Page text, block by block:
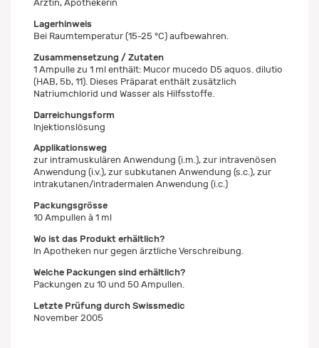
Ärztin, Apothekerin
Lagerhinweis
Bei Raumtemperatur (15-25 °C) aufbewahren.
Zusammensetzung / Zutaten
1 Ampulle zu 1 ml enthält: Mucor mucedo D5 aquos. dilutio
(HAB, 5b, 11). Dieses Präparat enthält zusätzlich
Natriumchlorid und Wasser als Hilfsstoffe.
Darreichungsform
Injektionslösung
Applikationsweg
zur intramuskulären Anwendung (i.m.), zur intravenösen
Anwendung (i.v.), zur subkutanen Anwendung (s.c.), zur
intrakutanen/intradermalen Anwendung (i.c.)
Packungsgrösse
10 Ampullen à 1 ml
Wo ist das Produkt erhältlich?
In Apotheken nur gegen ärztliche Verschreibung.
Welche Packungen sind erhältlich?
Packungen zu 10 und 50 Ampullen.
Letzte Prüfung durch Swissmedic
November 2005